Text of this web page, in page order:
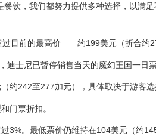
饮，我们都努力提供多种选择，以满
目前的最高价——约199美元（折合约
士尼已暂停销售当天的魔幻王国一日票
约242至277加元），具体取决于游客选
门票折扣。
3%。最低票价仍维持在104美元（约